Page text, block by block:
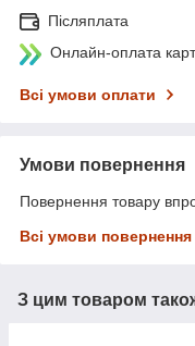
Післяплата
Онлайн-оплата
Всі умови оплати
Умови повернення
Повернення товару
Всі умови повернення
З цим товаром